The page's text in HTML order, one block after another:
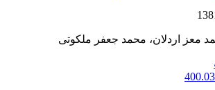
معز اردلان، محمد جعفر ملکوتی